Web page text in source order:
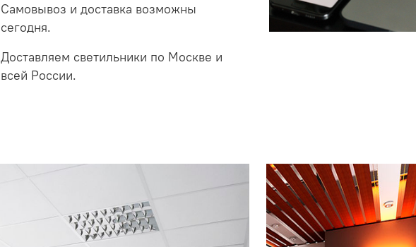
Самовывоз и доставка возможны
сегодня.
Доставляем светильники по Москве и
всей России.